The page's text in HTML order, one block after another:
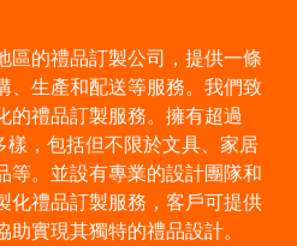
區的禮品訂製公司，提供一條
、生產和配送等服務。我們致
的禮品訂製服務。擁有超過
，包括但不限於文具、家居
等。並設有專業的設計團隊和
化禮品訂製服務，客戶可提供
實現其獨特的禮品設計。